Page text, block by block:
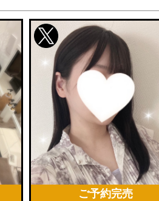
ご予約完売